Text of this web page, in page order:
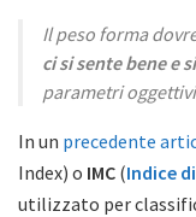
Ilpeso forma
ci si sente bene e
parametri
In un precedente
Index) o IMC (Indice
utilizzato per